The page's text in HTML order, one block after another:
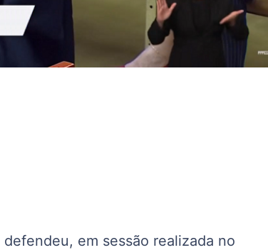
defendeu, em sessão realizada no